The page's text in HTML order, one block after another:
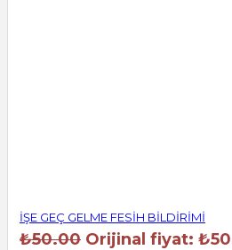
İŞE GEÇ GELME FESİH BİLDİRİMİ
₺50.00 Orijinal fiyat: